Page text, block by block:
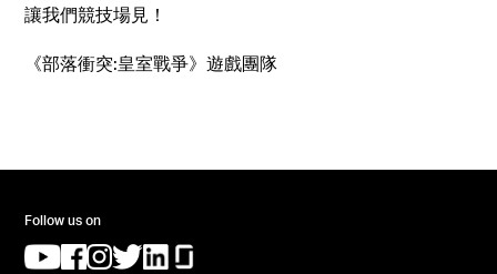
讓我們競技場見！
《部落衝突:皇室戰爭》遊戲團隊
Follow us on
(opens in a new tab)
(opens in a new tab)
(opens in a new tab)
(opens in a new tab)
(opens in a new tab)